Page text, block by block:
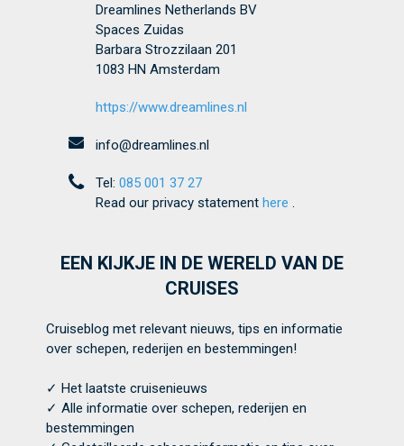
Dreamlines Netherlands BV
Spaces Zuidas
Barbara Strozzilaan 201
1083 HN Amsterdam
https://www.dreamlines.nl
info@dreamlines.nl
Tel:085 001 37 27
Read our privacy statementhere .
EEN KIJKJE IN DE WERELD VAN DE
CRUISES
Cruiseblog met relevant nieuws, tips en informatie
over schepen, rederijen en bestemmingen!
✓ Het laatste cruisenieuws
✓ Alle informatie over schepen, rederijen en
bestemmingen